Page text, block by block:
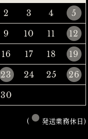
2 3 4 5
9 10 11 12
16 17 18 19
23 24 25 26
30
( 発送業務休日)